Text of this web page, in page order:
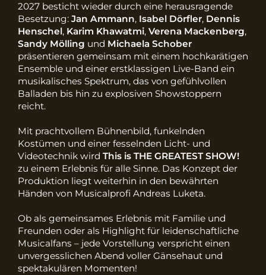
2027 besticht wieder durch eine herausragende
Besetzung: Jan Ammann, Isabel Dörfler, Dennis
Henschel, Karim Khawatmi, Verena Mackenberg,
Sandy Mölling und Michaela Schober
präsentieren gemeinsam mit einem hochkarätigen
Ensemble und einer erstklassigen Live-Band ein
musikalisches Spektrum, das von gefühlvollen
Balladen bis hin zu explosiven Showstoppern
reicht.
Mit prachtvollem Bühnenbild, funkelnden
Kostümen und einer fesselnden Licht- und
Videotechnik wird This is THE GREATEST SHOW!
zu einem Erlebnis für alle Sinne. Das Konzept der
Produktion liegt weiterhin in den bewährten
Händen von Musicalprofi Andreas Luketa.
Ob als gemeinsames Erlebnis mit Familie und
Freunden oder als Highlight für leidenschaftliche
Musicalfans – jede Vorstellung verspricht einen
unvergesslichen Abend voller Gänsehaut und
spektakulären Momenten!